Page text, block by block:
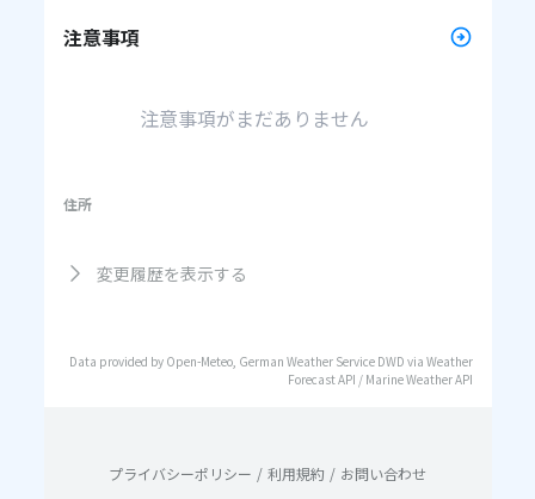
注意事項
注意事項がまだありません
住所
変更履歴を表示する
Data provided by Open-Meteo, German Weather Service DWD via Weather
Forecast API / Marine Weather API
プライバシーポリシー / 利用規約 / お問い合わせ